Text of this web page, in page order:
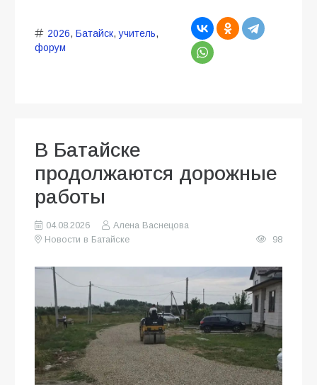
2026, Батайск,учитель,
форум
В Батайске
продолжаются дорожные
работы
04.08.2026
Алена Васнецова
Новости в Батайске
98